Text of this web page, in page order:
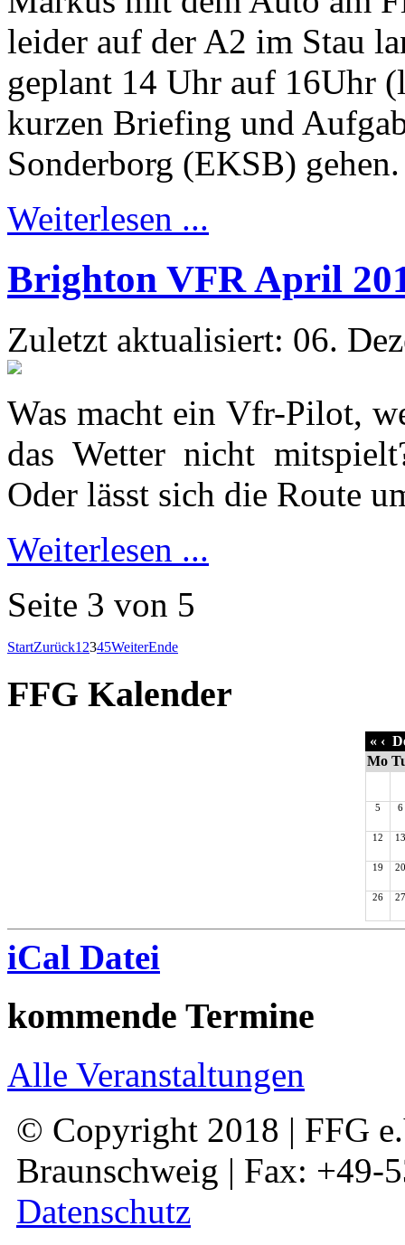
leider auf der A2 im Stau
geplant 14 Uhr auf 16Uhr
kurzen Briefing und
Sonderborg (EKSB) gehen.
Weiterlesen ...
Brighton VFR April
Zuletzt aktualisiert: 06.
Was macht ein Vfr-Pilot,
das Wetter nicht
Oder lässt sich die Route
Weiterlesen ...
Seite 3 von 5
StartZurück1 2345WeiterEnde
FFG Kalender
« ‹
Mo
5 6
12 13
19 20
26 27
iCal Datei
kommende Termine
Alle Veranstaltungen
© Copyright 2018 | FFG
Braunschweig | Fax: +49-
Datenschutz